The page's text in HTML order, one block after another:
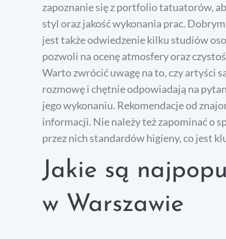
zapoznanie się z portfolio tatuatorów,
styl oraz jakość wykonania prac.
jest także odwiedzenie kilku studiów
pozwoli na ocenę atmosfery oraz
Warto zwrócić uwagę na to, czy artyści
rozmowę i chętnie odpowiadają na
jego wykonaniu. Rekomendacje od
informacji. Nie należy też zapominać o
przez nich standardów higieny, co jest
Jakie są
w Warszawie